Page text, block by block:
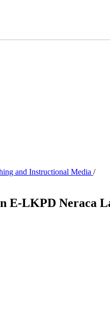
and Instructional Media /
E-LKPD Neraca